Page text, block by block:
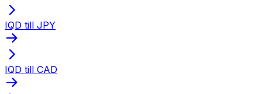
IQD till JPY
IQD till CAD